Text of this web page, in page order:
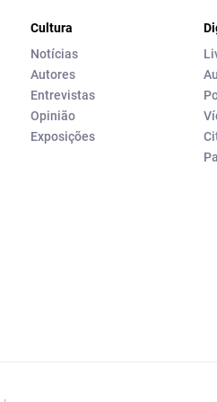
Cultura
Notícias
Autores
Entrevistas
Opinião
Exposições